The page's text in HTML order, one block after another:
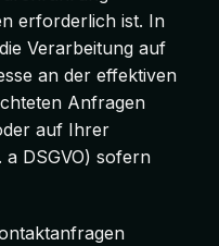
erforderlich ist. In
Verarbeitung auf
an der effektiven
Anfragen
auf Ihrer
a DSGVO) sofern